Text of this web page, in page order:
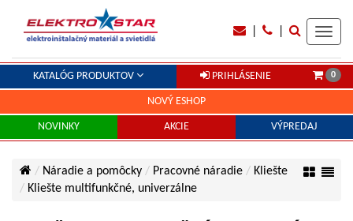
KATALÓG PRODUKTOV PRIHLÁSENIE 0
NOVÝ ESHOP
NOVINKY AKCIE VÝPREDAJ
Náradie a pomôcky Pracovné náradie
Kliešte
Kliešte multifunkčné, univerzálne